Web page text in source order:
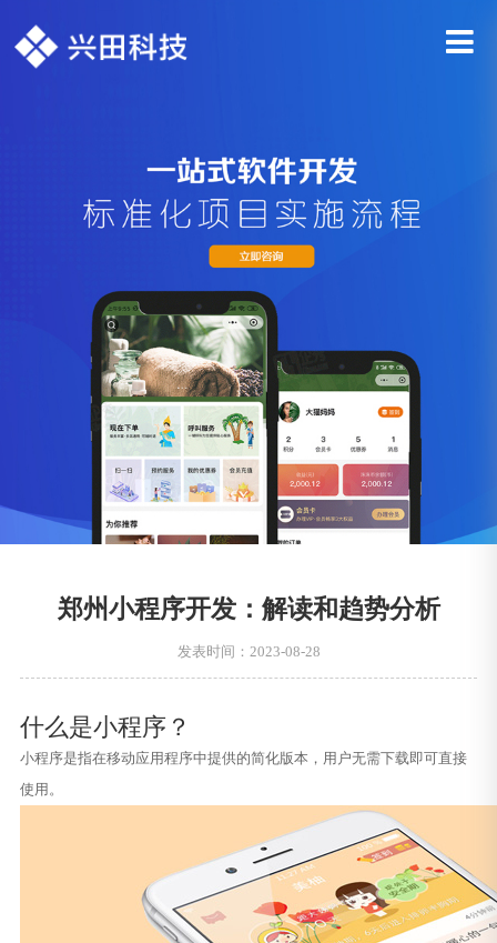
郑州小程序开发：解读和趋势分析
发表时间：2023-08-28
什么是小程序？
小程序是指在移动应用程序中提供的简化版本，用户无需下载即可直接
使用。